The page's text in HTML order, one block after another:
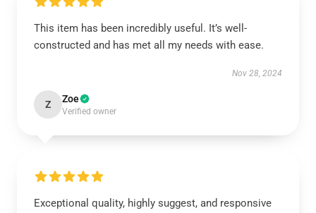
This item has been incredibly useful. It’s well-
constructed and has met all my needs with ease.
Nov 28, 2024
Z Zoe
Verified owner
Exceptional quality, highly suggest, and responsive